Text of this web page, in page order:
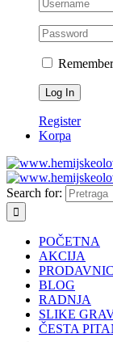
Register
Korpa
Search for:
POČETNA
AKCIJA
BLOG
RADNJA
SLIKE
ČESTA